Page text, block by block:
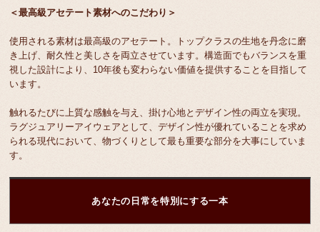
＜最高級アセテート素材へのこだわり＞
使用される素材は最高級のアセテート。トップクラスの生地を丹念に磨
き上げ、耐久性と美しさを両立させています。構造面でもバランスを重
視した設計により、10年後も変わらない価値を提供することを目指して
います。
触れるたびに上質な感触を与え、掛け心地とデザイン性の両立を実現。
ラグジュアリーアイウェアとして、デザイン性が優れていることを求め
られる現代において、物づくりとして最も重要な部分を大事にしていま
す。
あなたの日常を特別にする一本